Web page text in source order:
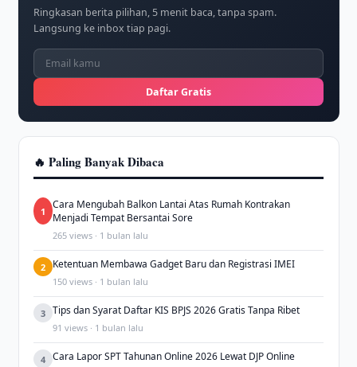
Ringkasan berita pilihan, 5 menit baca, tanpa spam.
Langsung ke inbox tiap pagi.
Daftar Gratis
🔥 Paling Banyak Dibaca
1
Cara Mengubah Balkon Lantai Atas Rumah Kontrakan
Menjadi Tempat Bersantai Sore
265 views · 1 bulan lalu
2 Ketentuan Membawa Gadget Baru dan Registrasi IMEI
150 views · 1 bulan lalu
3 Tips dan Syarat Daftar KIS BPJS 2026 Gratis Tanpa Ribet
91 views · 1 bulan lalu
4 Cara Lapor SPT Tahunan Online 2026 Lewat DJP Online